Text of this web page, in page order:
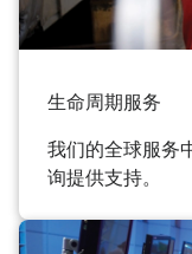
生命周期服务
我们的全球服务
询提供支持。